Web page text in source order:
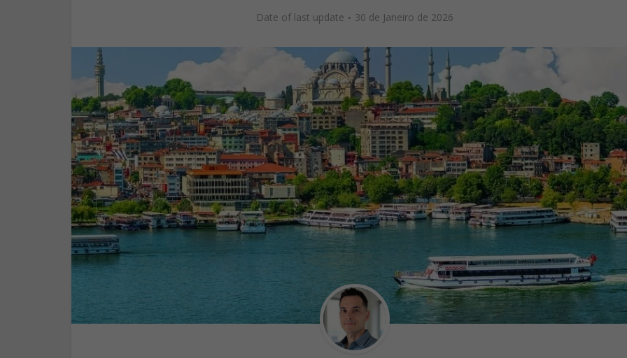
Date of last update 30 de Janeiro de 2026